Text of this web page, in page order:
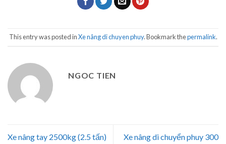
This entry was posted inXe nâng di chuyen phuy. Bookmark thepermalink.
NGOC TIEN
Xe nâng tay 2500kg (2.5 tấn)
Xe nâng di chuyển phuy 300